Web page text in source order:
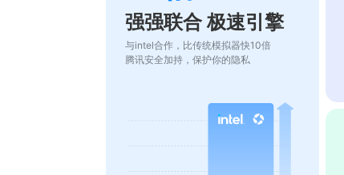
强强联合 极速引擎
与intel合作，比传统模拟器快10倍
腾讯安全加持，保护你的隐私